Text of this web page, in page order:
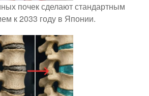
почек сделают стандартным
к 2033 году в Японии.